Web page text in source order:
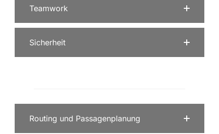
Teamwork
Sicherheit
Routing und Passagenplanung